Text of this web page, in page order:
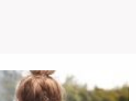
בהם גם נכנסת
לפצות נפגעים שאין